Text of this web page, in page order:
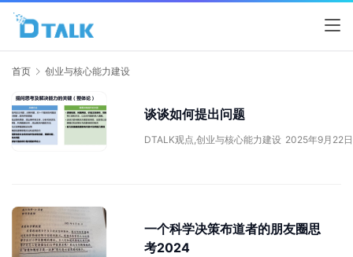
首页 创业与核心能力建设
谈谈如何提出问题
DTALK观点,创业与核心能力建设 2025年9月22日
一个科学决策布道者的朋友圈思
考2024